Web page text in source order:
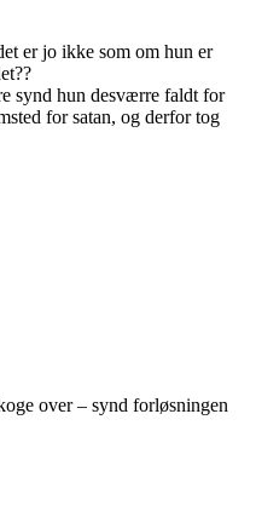
er jo ikke som om hun er
synd hun desværre faldt for
for satan, og derfor tog
over – synd forløsningen